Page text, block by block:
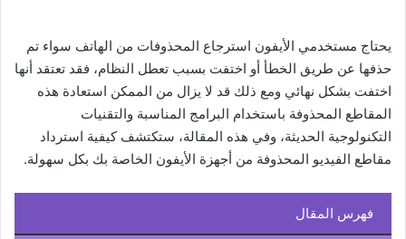
يحتاج مستخدمي الأيفون استرجاع المحذوفات من الهاتف سواء تم
حذفها عن طريق الخطأ أو اختفت بسبب تعطل النظام، فقد تعتقد أنها
اختفت بشكل نهائي ومع ذلك قد لا يزال من الممكن استعادة هذه
المقاطع المحذوفة باستخدام البرامج المناسبة والتقنيات
التكنولوجية الحديثة، وفي هذه المقالة، ستكتشف كيفية استرداد
مقاطع الفيديو المحذوفة من أجهزة الأيفون الخاصة بك بكل سهولة.
فهرس المقال